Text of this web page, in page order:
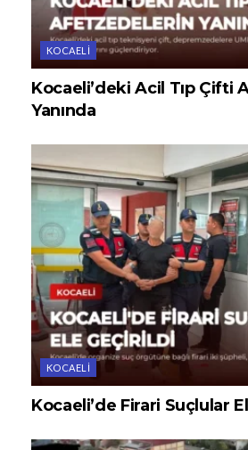
KOCAELI
Kocaeli’deki Acil Tıp Çifti
Yanında
KOCAELI
Kocaeli’de Firari Suçlular